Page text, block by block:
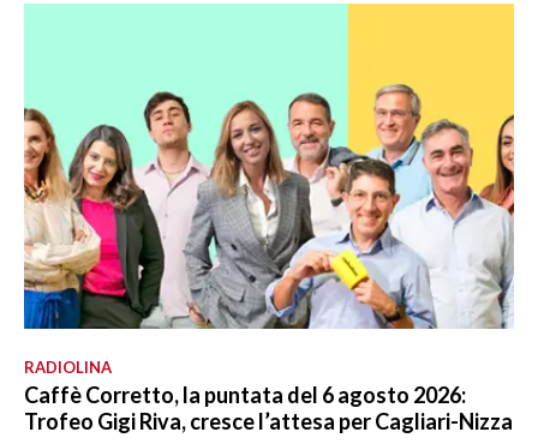
RADIOLINA
Caffè Corretto, la puntata del 6 agosto 2026:
Trofeo Gigi Riva, cresce l’attesa per Cagliari-Nizza